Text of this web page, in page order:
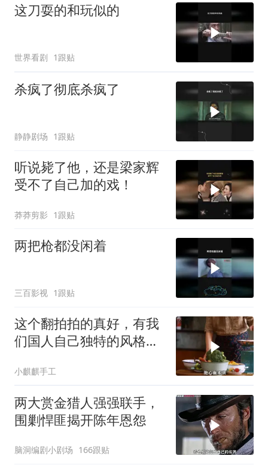
这刀耍的和玩似的
世界看剧 1跟贴
杀疯了彻底杀疯了
静静剧场 1跟贴
听说毙了他，还是梁家辉
受不了自己加的戏！
莽莽剪影 1跟贴
两把枪都没闲着
三百影视 1跟贴
这个翻拍拍的真好，有我
们国人自己独特的风格魅
小麒麒手工
两大赏金猎人强强联手，
围剿悍匪揭开陈年恩怨
脑洞编剧小剧场 166跟贴